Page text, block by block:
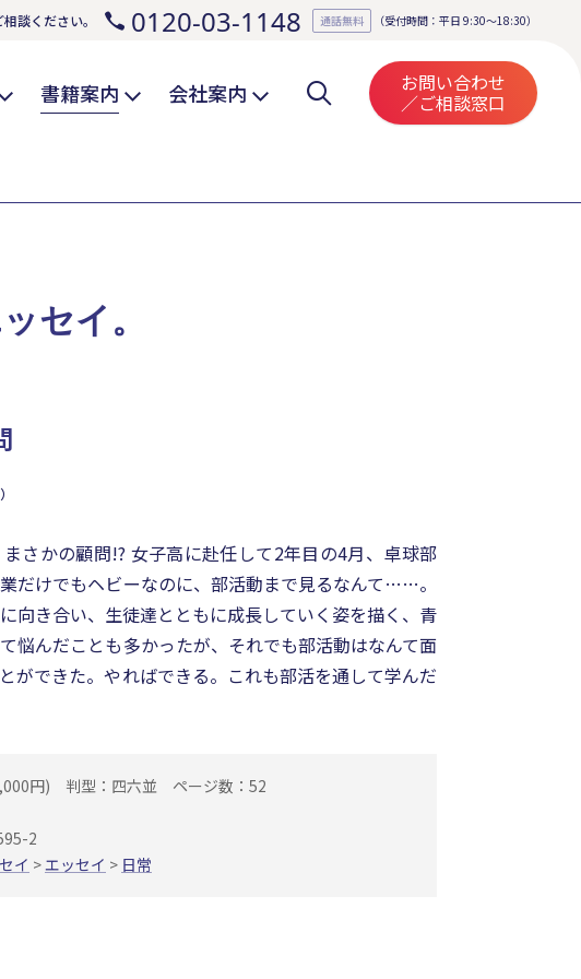
談ください。 0120-03-1148 通話無料 （受付時間：平日 9:30～18:30）
書籍案内 会社案内 お問い合わせ
／ご相談窓口
セイ。
さかの顧問!? 女子高に赴任して2年目の4月、卓球部
だけでもヘビーなのに、部活動まで見るなんて……。
向き合い、生徒達とともに成長していく姿を描く、青
悩んだことも多かったが、それでも部活動はなんて面
ができた。やればできる。これも部活を通して学んだ
円) 判型：四六並
ページ数：52
2
イ >エッセイ > 日常